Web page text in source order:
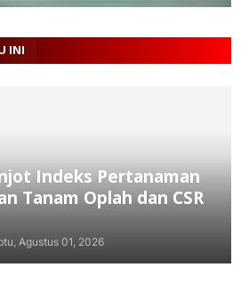
INI
Indeks Pertanaman
Tanam Oplah dan CSR
Agustus 01, 2026